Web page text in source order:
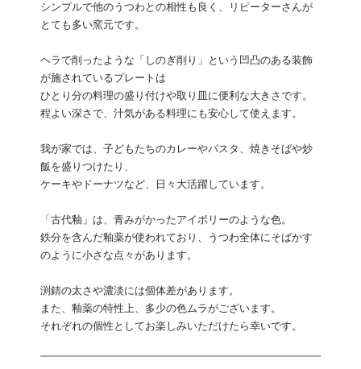
シンプルで他のうつわとの相性も良く、リピーターさんが
とても多い窯元です。
ヘラで削ったような「しのぎ削り」という凹凸のある装飾
が施されているプレートは
ひとり分の料理の盛り付けや取り皿に便利な大きさです。
程よい深さで、汁気がある料理にも安心して使えます。
我が家では、子どもたちのカレーやパスタ、焼きそばや炒
飯を盛りつけたり、
ケーキやドーナツなど、日々大活躍しています。
「古代釉」は、青みがかったアイボリーのような色。
鉄分を含んだ釉薬が使われており、うつわ全体にそばかす
のように小さな点々があります。
渕錆の太さや濃淡には個体差があります。
また、釉薬の特性上、多少の色ムラがございます。
それぞれの個性としてお楽しみいただけたら幸いです。